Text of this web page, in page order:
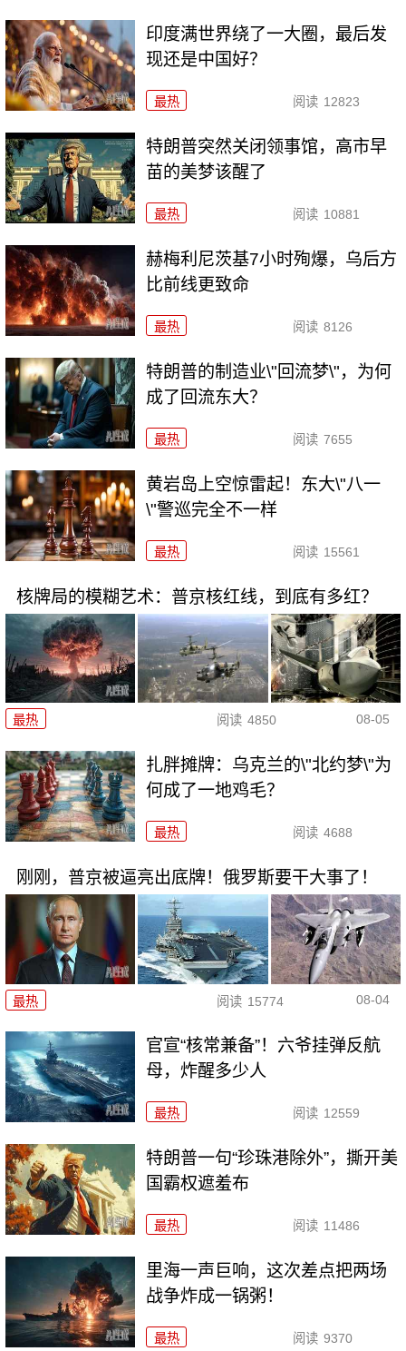
印度满世界绕了一大圈，最后发
现还是中国好？
最热 阅读 12823
特朗普突然关闭领事馆，高市早
苗的美梦该醒了
最热 阅读 10881
赫梅利尼茨基7小时殉爆，乌后方
比前线更致命
最热 阅读 8126
特朗普的制造业\"回流梦\"，为何
成了回流东大？
最热 阅读 7655
黄岩岛上空惊雷起！东大\"八一
\"警巡完全不一样
最热 阅读 15561
核牌局的模糊艺术：普京核红线，到底有多红？
最热 阅读 4850 08-05
扎胖摊牌：乌克兰的\"北约梦\"为
何成了一地鸡毛？
最热 阅读 4688
刚刚，普京被逼亮出底牌！俄罗斯要干大事了！
最热 阅读 15774 08-04
官宣“核常兼备”！六爷挂弹反航
母，炸醒多少人
最热 阅读 12559
特朗普一句“珍珠港除外”，撕开美
国霸权遮羞布
最热 阅读 11486
里海一声巨响，这次差点把两场
战争炸成一锅粥！
最热 阅读 9370